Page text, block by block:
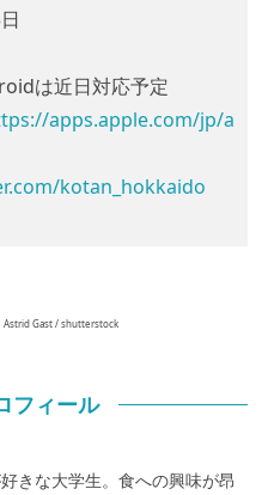
は近日対応予定
apps.apple.com/jp/a
kotan_hokkaido
Astrid Gast / shutterstock
フィール
きな大学生。食への興味が昂